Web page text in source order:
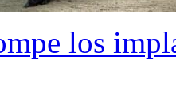
los